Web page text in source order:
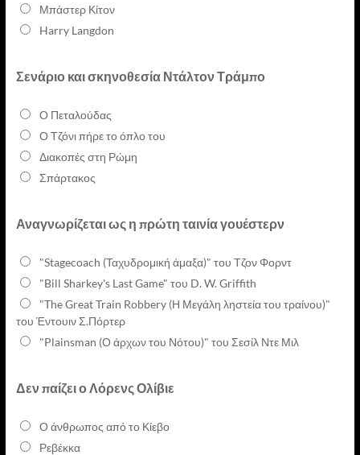
Μπάστερ Κίτον
Harry Langdon
Σενάριο και σκηνοθεσία Ντάλτον Τράμπο
Ο Πεταλούδας
Ο Τζόνι πήρε το όπλο του
Διακοπές στη Ρώμη
Σπάρτακος
Αναγνωρίζεται ως η πρώτη ταινία γουέστερν
"Stagecoach (Ταχυδρομική άμαξα)" του Τζον Φορντ
"Bill Sharkey's Last Game" του D. W. Griffith
"The Great Train Robbery (Η Μεγάλη ληστεία του τραίνου)"
του Έντουιν Σ.Πόρτερ
"Plainsman (Ο άρχων του Νότου)" του Σεσίλ Ντε Μιλ
Δεν παίζει ο Λόρενς Ολίβιε
Ο άνθρωπος από το Κίεβο
Ρεβέκκα